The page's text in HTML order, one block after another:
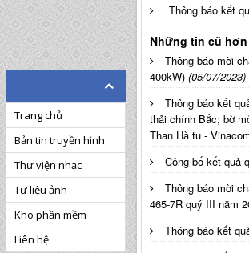
Thông báo kết
Những tin cũ hơn
Thông báo mời
400kW) (05/07/2023)
Thông báo kết
thải chính Bắc; bờ
Than Hà tu -
Công bố kết quả
Thông báo mời
465-7R quý III năm
Thông báo kết
Trang chủ
Bản tin truyền hình
Thư viện nhạc
Tư liệu ảnh
Kho phần mềm
Liên hệ